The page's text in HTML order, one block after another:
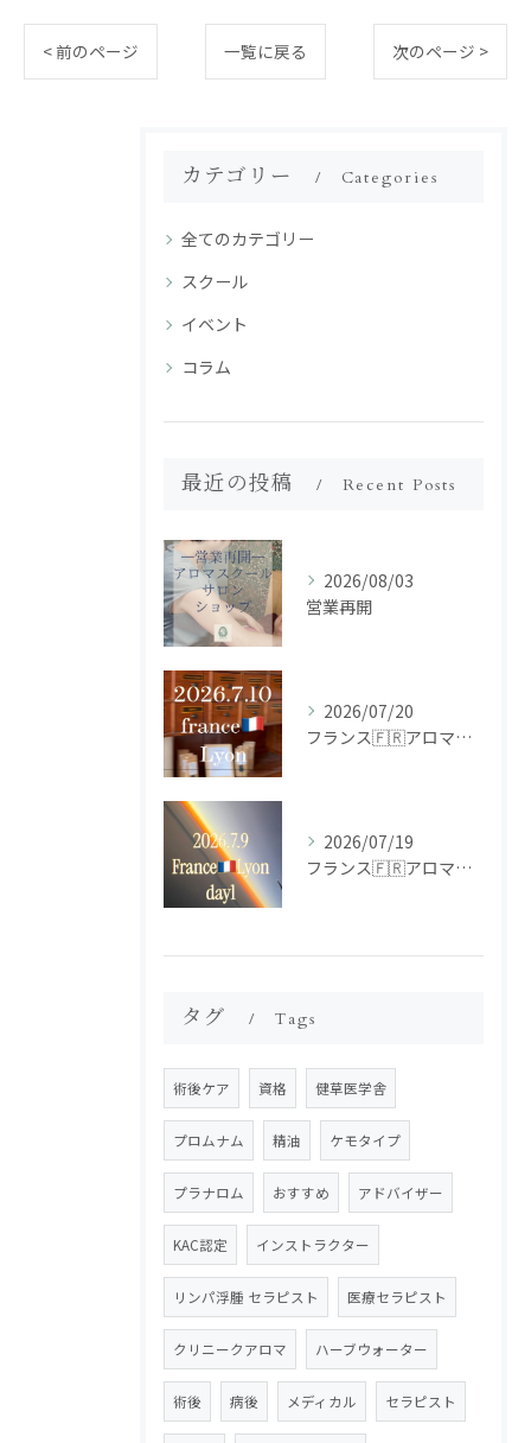
< 前のページ 一覧に戻る 次のページ >
カテゴリー Categories
全てのカテゴリー
スクール
イベント
コラム
最近の投稿 Recent Posts
2026/08/03
営業再開
2026/07/20
フランス🇫🇷アロマ研修ツアー𝗱𝗮𝘆𝟮
2026/07/19
フランス🇫🇷アロマ研修ツアー𝗱𝗮𝘆𝟭
タグ Tags
術後ケア 資格 健草医学舎
プロムナム 精油 ケモタイプ
プラナロム おすすめ アドバイザー
KAC認定 インストラクター
リンパ浮腫 セラピスト 医療セラピスト
クリニークアロマ ハーブウォーター
術後 病後 メディカル セラピスト